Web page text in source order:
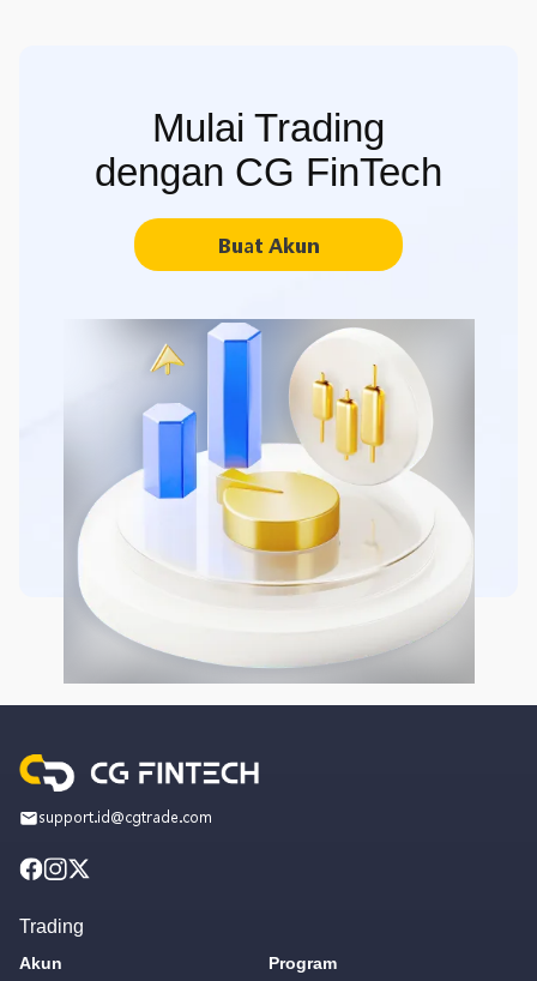
Mulai Trading
dengan CG FinTech
Buat Akun
support.id@cgtrade.com
Trading
Akun Program